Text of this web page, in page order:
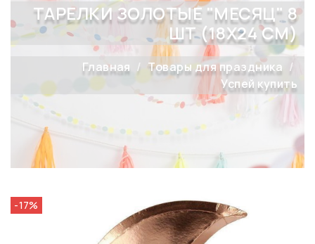
ТАРЕЛКИ ЗОЛОТЫЕ "МЕСЯЦ" 8
ШТ (18Х24 СМ)
Главная
Товары для праздника
Успей купить
-17%